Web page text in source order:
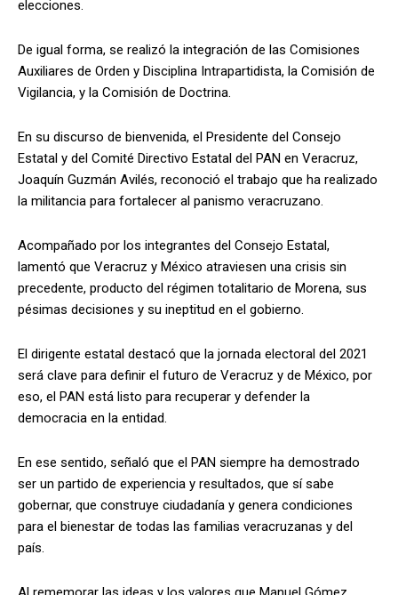
elecciones.
De igual forma, se realizó la integración de las Comisiones
Auxiliares de Orden y Disciplina Intrapartidista, la Comisión de
Vigilancia, y la Comisión de Doctrina.
En su discurso de bienvenida, el Presidente del Consejo
Estatal y del Comité Directivo Estatal del PAN en Veracruz,
Joaquín Guzmán Avilés, reconoció el trabajo que ha realizado
la militancia para fortalecer al panismo veracruzano.
Acompañado por los integrantes del Consejo Estatal,
lamentó que Veracruz y México atraviesen una crisis sin
precedente, producto del régimen totalitario de Morena, sus
pésimas decisiones y su ineptitud en el gobierno.
El dirigente estatal destacó que la jornada electoral del 2021
será clave para definir el futuro de Veracruz y de México, por
eso, el PAN está listo para recuperar y defender la
democracia en la entidad.
En ese sentido, señaló que el PAN siempre ha demostrado
ser un partido de experiencia y resultados, que sí sabe
gobernar, que construye ciudadanía y genera condiciones
para el bienestar de todas las familias veracruzanas y del
país.